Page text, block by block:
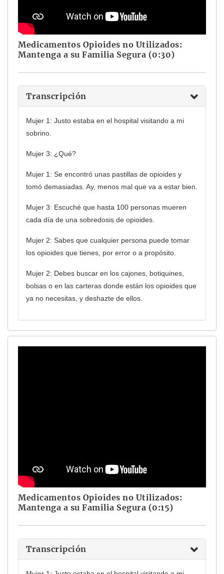
Medicamentos Opioides no Utilizados:
Mantenga a su Familia Segura (0:30)
Transcripción
Mujer 1: Justo estaba en el hospital visitando a mi
sobrino.
Mujer 3: ¿Qué?
Mujer 1: Se encontró unas pastillas de opioides y
tomó demasiadas. Ay, menos mal que va a estar bien.
Mujer 3: Escuché que hasta 100 personas mueren
cada día de una sobredosis de opioides.
Mujer 2: Sabes que cualquier persona puede tomar
los opioides que tienes, por error o a propósito.
Mujer 2: Debes buscar en los cajones, botiquines,
bolsas o en las carteras donde están los opioides que
ya no necesitas, y deshazte de ellos.
Medicamentos Opioides no Utilizados:
Mantenga a su Familia Segura (0:15)
Transcripción